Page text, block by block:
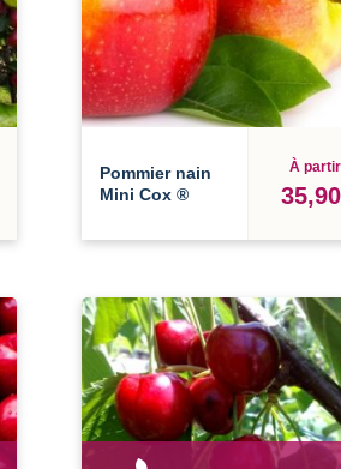
Pommier nain
Mini Cox ®
À